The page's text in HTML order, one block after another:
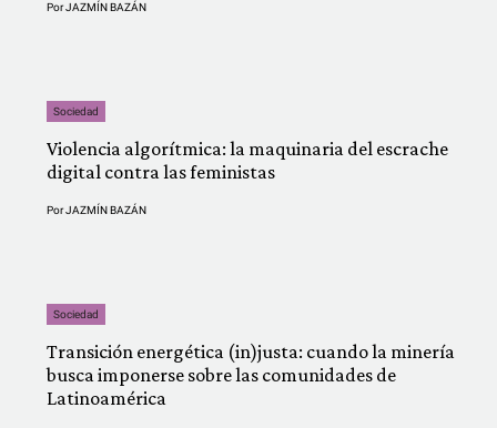
PorJAZMÍN BAZÁN
Sociedad
Violencia algorítmica: la maquinaria del escrache
digital contra las feministas
PorJAZMÍN BAZÁN
Sociedad
Transición energética (in)justa: cuando la minería
busca imponerse sobre las comunidades de
Latinoamérica